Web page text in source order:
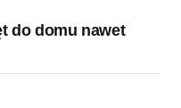
do domu nawet